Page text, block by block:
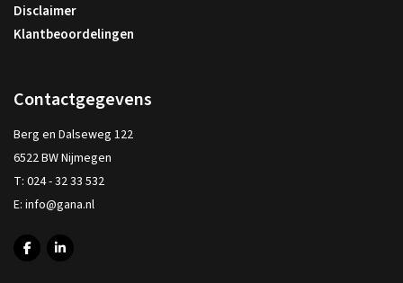
Disclaimer
Klantbeoordelingen
Contactgegevens
Berg en Dalseweg 122
6522 BW Nijmegen
T: 024 - 32 33 532
E: info@gana.nl